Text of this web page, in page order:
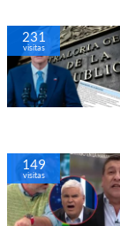
231
visitas
149
visitas